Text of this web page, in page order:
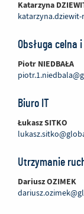
Katarzyna
Obsługa celna
Piotr NIEDBAŁA
Biuro IT
Łukasz SITKO
Utrzymanie
Dariusz OZIMEK